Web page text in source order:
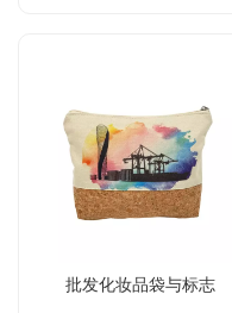
批发化妆品袋与标志